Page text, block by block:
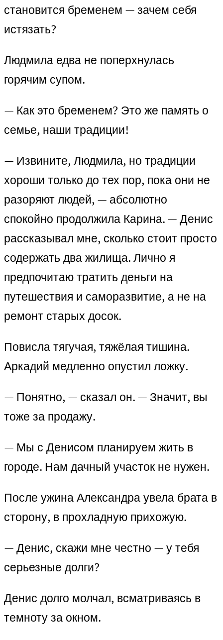
становится бременем — зачем себя
истязать?
Людмила едва не поперхнулась
горячим супом.
— Как это бременем? Это же память о
семье, наши традиции!
— Извините, Людмила, но традиции
хороши только до тех пор, пока они не
разоряют людей, — абсолютно
спокойно продолжила Карина. — Денис
рассказывал мне, сколько стоит просто
содержать два жилища. Лично я
предпочитаю тратить деньги на
путешествия и саморазвитие, а не на
ремонт старых досок.
Повисла тягучая, тяжёлая тишина.
Аркадий медленно опустил ложку.
— Понятно, — сказал он. — Значит, вы
тоже за продажу.
— Мы с Денисом планируем жить в
городе. Нам дачный участок не нужен.
После ужина Александра увела брата в
сторону, в прохладную прихожую.
— Денис, скажи мне честно — у тебя
серьезные долги?
Денис долго молчал, всматриваясь в
темноту за окном.